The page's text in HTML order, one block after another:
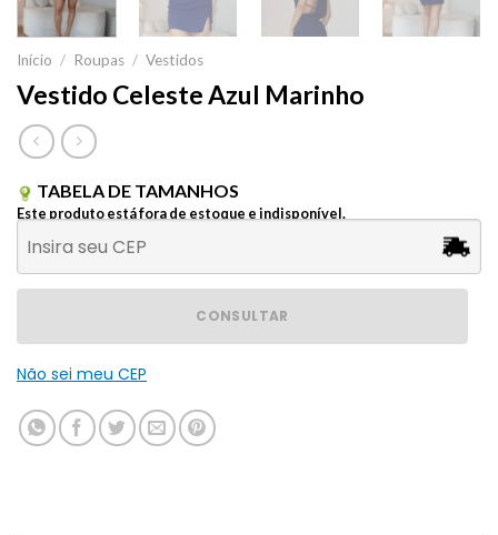
Início / Roupas / Vestidos
Vestido Celeste Azul Marinho
TABELA DE TAMANHOS
Este produto está fora de estoque e indisponível.
CONSULTAR
Não sei meu CEP